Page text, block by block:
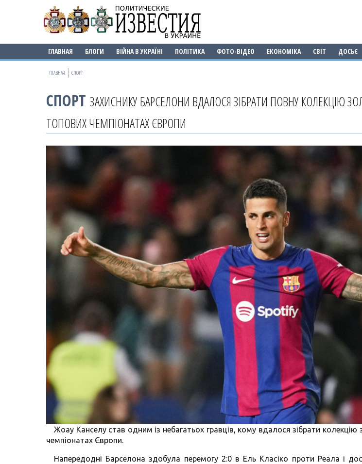
ГЛАВНАЯ БЛОГИ ВІЙНА В УКРАЇНІ ПОЛІТИКА ФОТО-ВІДЕО ЕКОНОМІКА СВІТ ДОСЬЄ
ГЛАВНАЯ СПОРТ
СПОРТ ЗАХИСНИКУ БАРСЕЛОНИ ВДАЛОСЯ ЗІБРАТИ ПОВНУ КОЛЕКЦІЮ
ТОПОВИХ ЧЕМПІОНАТАХ ЄВРОПИ
Жоау Канселу став одним із небагатьох гравців, кому вдалося зібрати
чемпіонатах Європи.
Напередодні Барселона здобула перемогу 2:0 в Ель Класіко проти Реала і